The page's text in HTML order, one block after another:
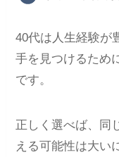
40代は人生経験が
手を見つけるため
です。
正しく選べば、同
える可能性は大い